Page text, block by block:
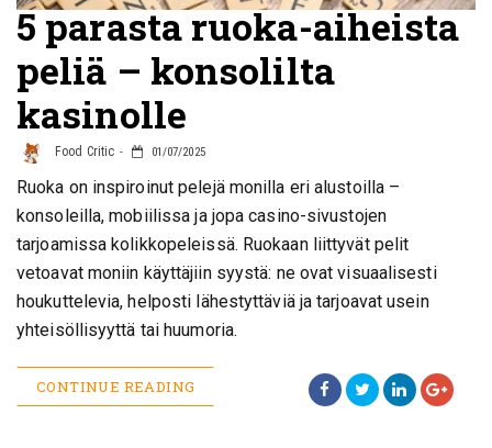
5 parasta ruoka-aiheista
peliä – konsolilta
kasinolle
Food Critic 01/07/2025
Ruoka on inspiroinut pelejä monilla eri alustoilla –
konsoleilla, mobiilissa ja jopa casino-sivustojen
tarjoamissa kolikkopeleissä. Ruokaan liittyvät pelit
vetoavat moniin käyttäjiin syystä: ne ovat visuaalisesti
houkuttelevia, helposti lähestyttäviä ja tarjoavat usein
yhteisöllisyyttä tai huumoria.
CONTINUE READING